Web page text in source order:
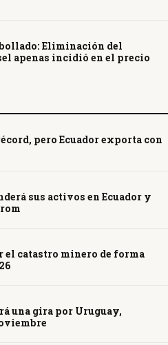
Eliminación del
apenas incidió en el precio
pero Ecuador exporta con
sus activos en Ecuador y
el catastro minero de forma
una gira por Uruguay,